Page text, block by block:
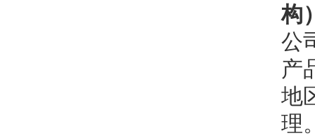
构
公
产
地
理